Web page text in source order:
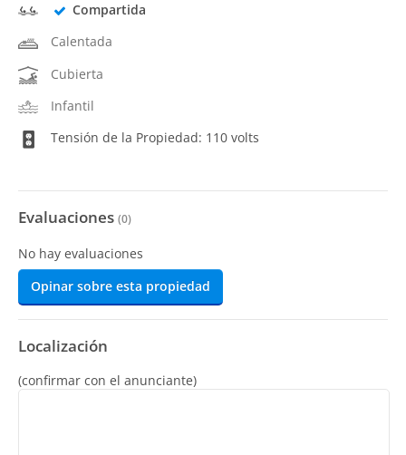
Compartida
Calentada
Cubierta
Infantil
Tensión de la Propiedad: 110 volts
Evaluaciones (0)
No hay evaluaciones
Opinar sobre esta propiedad
Localización
(confirmar con el anunciante)